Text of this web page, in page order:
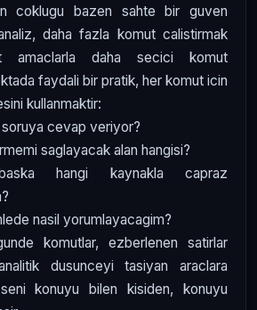
coklugu bazen sahte bir guven
daha fazla komut calistirmak
amaclarla daha secici komut
faydali bir pratik, her komut icin
kullanmaktir:
cevap veriyor?
saglayacak alan hangisi?
hangi kaynakla capraz
nasil yorumlayacagim?
komutlar, ezberlenen satirlar
dusunceyi tasiyan araclara
konuyu bilen kisiden, konuyu